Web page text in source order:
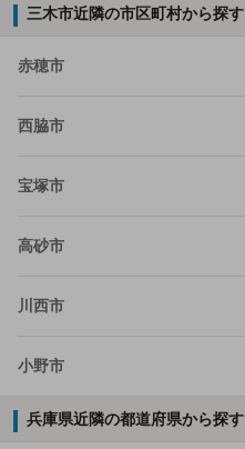
三木市近隣の市区町村から探す
赤穂市
西脇市
宝塚市
高砂市
川西市
小野市
兵庫県近隣の都道府県から探す